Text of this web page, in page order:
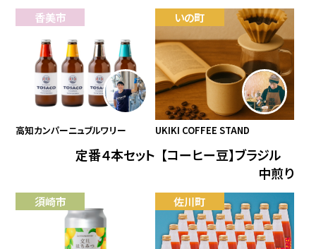
香美市
高知カンパーニュブルワリー
定番４本セット
いの町
UKIKI COFFEE STAND
【コーヒー豆】ブラジル
中煎り
須崎市 佐川町